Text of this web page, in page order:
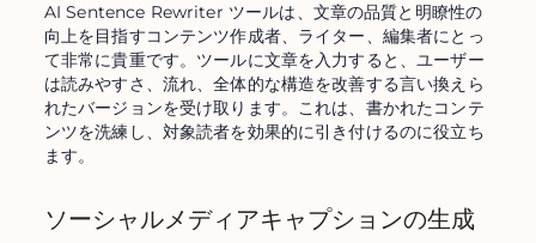
AI Sentence Rewriter ツールは、文章の品質と明瞭性の
向上を目指すコンテンツ作成者、ライター、編集者にとっ
て非常に貴重です。ツールに文章を入力すると、ユーザー
は読みやすさ、流れ、全体的な構造を改善する言い換えら
れたバージョンを受け取ります。これは、書かれたコンテ
ンツを洗練し、対象読者を効果的に引き付けるのに役立ち
ます。
ソーシャルメディアキャプションの生成